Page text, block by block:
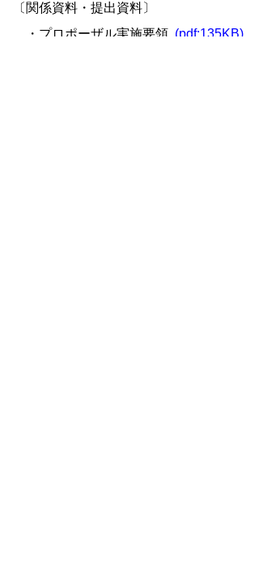
〔関係資料・提出資料〕
・プロポーザル実施要領 (pdf:135KB)